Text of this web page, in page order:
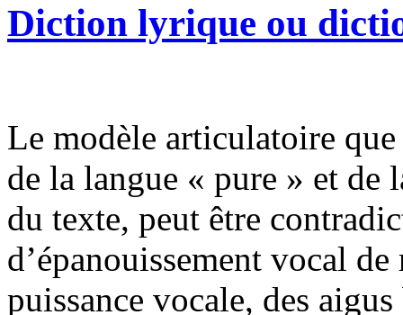
Diction lyrique ou
Le modèle articulatoire
de la langue « pure » et de
du texte, peut être
d’épanouissement vocal
puissance vocale, des